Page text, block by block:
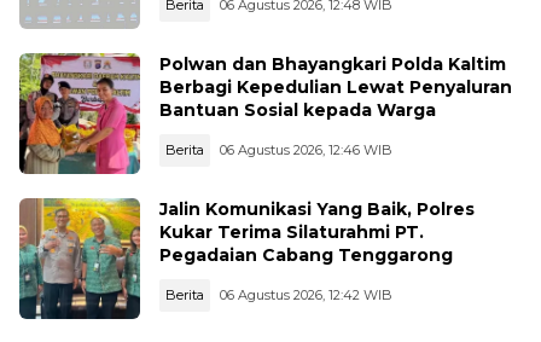
Berita 06 Agustus 2026, 12:48 WIB
Polwan dan Bhayangkari Polda Kaltim
Berbagi Kepedulian Lewat Penyaluran
Bantuan Sosial kepada Warga
Berita 06 Agustus 2026, 12:46 WIB
Jalin Komunikasi Yang Baik, Polres
Kukar Terima Silaturahmi PT.
Pegadaian Cabang Tenggarong
Berita 06 Agustus 2026, 12:42 WIB